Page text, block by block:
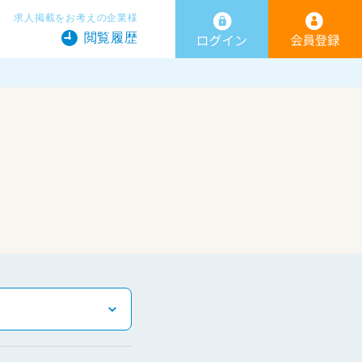
求人掲載をお考えの企業様
閲覧履歴